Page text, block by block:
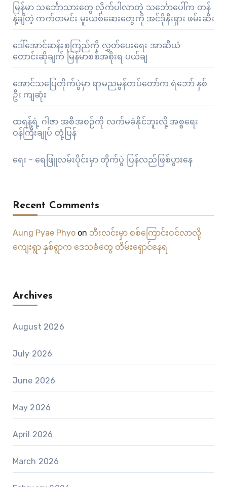
မြန်မာ သင်္ဘောသားတွေ လိုက်ပါလာတဲ့ သင်္ဘောပေါ်က တန်
နဲ့ချီတဲ့ ကက်တမင်း မူးယစ်ဆေးတွေကို အင်ဒိုနီးရှား ဖမ်းဆီး
ဒေါ်အောင်ဆန်းစုကြည်ကို လွှတ်ပေးရေး အာဆီယံ
တောင်းဆိုချက် မြန်မာစစ်အစိုးရ ပယ်ချ
အောင်သပြေတိုက်ပွဲမှာ ရာမညမွန်တပ်တော်က ရဲဘော် နှစ်
ဦး ကျဆုံး
ထရန့်ရဲ့ ဂါဇာ အစီအစဉ်ကို လက်မခံနိုင်ဘူးလို့ အစ္စရေး
ဝန်ကြီးချုပ် တုံ့ပြန်
ရေး – ရေဖြူလမ်းပိုင်းမှာ တိုက်ပွဲ ပြန်လည်ဖြစ်ပွားနေ
Recent Comments
Aung Pyae Phyoon ဘီးလင်းမှာ စစ်ကြောင်းဝင်လာလို့
ကျေးရွာ နှစ်ရွာက ဒေသခံတွေ တိမ်းရှောင်နေရ
Archives
August 2026
July 2026
June 2026
May 2026
April 2026
March 2026